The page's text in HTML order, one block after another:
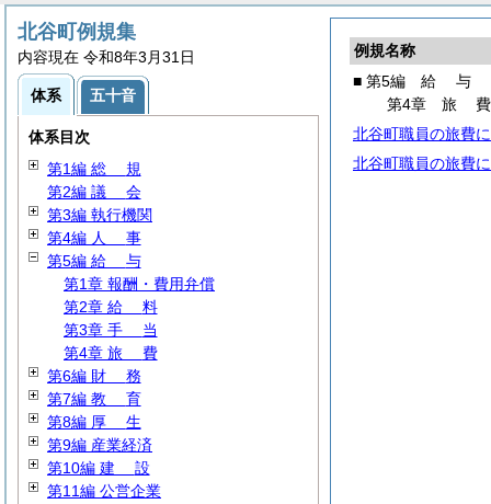
例規名称
■ 第5編 給 与
第4章 旅費
北谷町職員の旅費
北谷町職員の旅費
北谷町例規集
内容現在 令和8年3月31日
体系 五十音
体系目次
第1編 総 規
第2編 議 会
第3編 執行機関
第4編 人 事
第5編 給 与
第1章 報酬・費用弁償
第2章 給 料
第3章 手 当
第4章 旅 費
第6編 財 務
第7編 教 育
第8編 厚 生
第9編 産業経済
第10編 建 設
第11編 公営企業